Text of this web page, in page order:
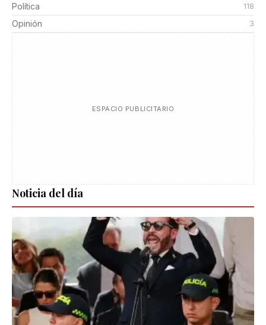
Política 118
Opinión 3
ESPACIO PUBLICITARIO
Noticia del día